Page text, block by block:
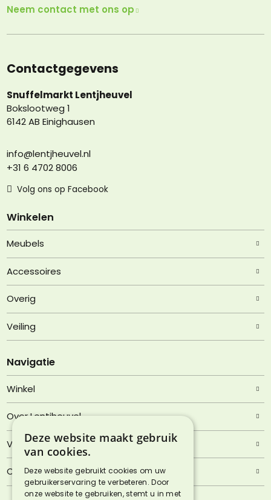
Neem contact met ons op
Contactgegevens
Snuffelmarkt Lentjheuvel
Bokslootweg 1
6142 AB Einighausen
info@lentjheuvel.nl
+31 6 4702 8006
Volg ons op Facebook
Winkelen
Meubels
Accessoires
Overig
Veiling
Navigatie
Winkel
Over Lentjheuvel
Veelgestelde vragen
Contact
Deze website maakt gebruik
van cookies.
Deze website gebruikt cookies om uw
gebruikerservaring te verbeteren. Door
onze website te gebruiken, stemt u in met